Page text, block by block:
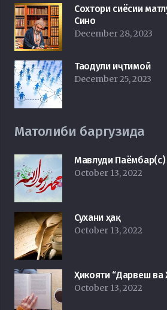
Сохтори сиёсии
Сино
December 28, 2023
Таодули иҷтимоӣ
December 25, 2023
Матолиби баргузида
Мавлуди
October 13, 2022
Сухани ҳақ
October 13, 2022
Ҳикояти “Дарвеш ва
October 13, 2022